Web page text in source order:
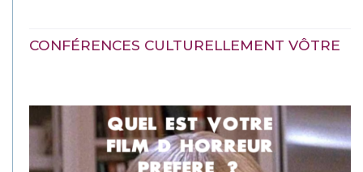
CONFÉRENCES CULTURELLEMENT VÔTRE